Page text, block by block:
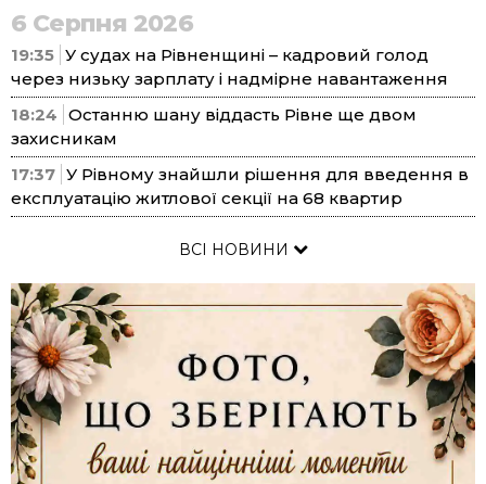
6 Серпня 2026
19:35 У судах на Рівненщині – кадровий голод
через низьку зарплату і надмірне навантаження
18:24 Останню шану віддасть Рівне ще двом
захисникам
17:37 У Рівному знайшли рішення для введення в
експлуатацію житлової секції на 68 квартир
ВСІ НОВИНИ